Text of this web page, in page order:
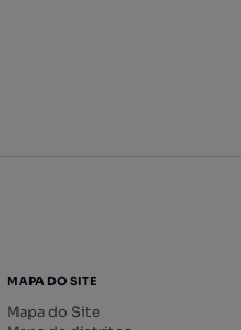
MAPA DO SITE
Mapa do Site